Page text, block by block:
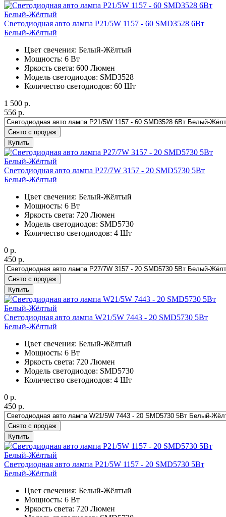
Светодиодная авто лампа P21/5W 1157 - 60 SMD3528 6Вт
Белый-Жёлтый
Цвет свечения: Белый-Жёлтый
Мощность: 6 Вт
Яркость света: 600 Люмен
Модель светодиодов: SMD3528
Количество светодиодов: 60 Шт
1 500 р.
556 р.
Снято с продаж
Купить
Светодиодная авто лампа P27/7W 3157 - 20 SMD5730 5Вт
Белый-Жёлтый
Цвет свечения: Белый-Жёлтый
Мощность: 6 Вт
Яркость света: 720 Люмен
Модель светодиодов: SMD5730
Количество светодиодов: 4 Шт
0 р.
450 р.
Снято с продаж
Купить
Светодиодная авто лампа W21/5W 7443 - 20 SMD5730 5Вт
Белый-Жёлтый
Цвет свечения: Белый-Жёлтый
Мощность: 6 Вт
Яркость света: 720 Люмен
Модель светодиодов: SMD5730
Количество светодиодов: 4 Шт
0 р.
450 р.
Снято с продаж
Купить
Светодиодная авто лампа P21/5W 1157 - 20 SMD5730 5Вт
Белый-Жёлтый
Цвет свечения: Белый-Жёлтый
Мощность: 6 Вт
Яркость света: 720 Люмен